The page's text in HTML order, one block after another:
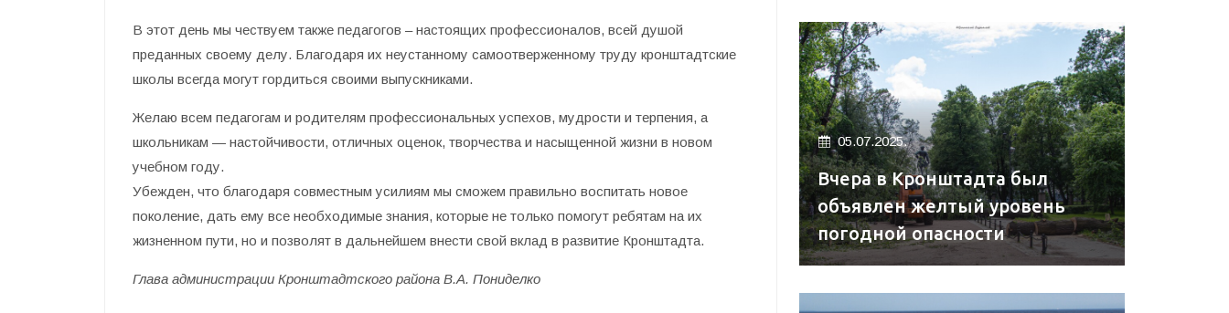
В этот день мы чествуем также педагогов – настоящих профессионалов, всей душой
преданных своему делу. Благодаря их неустанному самоотверженному труду кронштадтские
школы всегда могут гордиться своими выпускниками.
Желаю всем педагогам и родителям профессиональных успехов, мудрости и терпения, а
школьникам — настойчивости, отличных оценок, творчества и насыщенной жизни в новом
учебном году.
Убежден, что благодаря совместным усилиям мы сможем правильно воспитать новое
поколение, дать ему все необходимые знания, которые не только помогут ребятам на их
жизненном пути, но и позволят в дальнейшем внести свой вклад в развитие Кронштадта.
Глава администрации Кронштадтского района В.А. Пониделко
05.07.2025.
Вчера в Кронштадта был
объявлен желтый уровень
погодной опасности